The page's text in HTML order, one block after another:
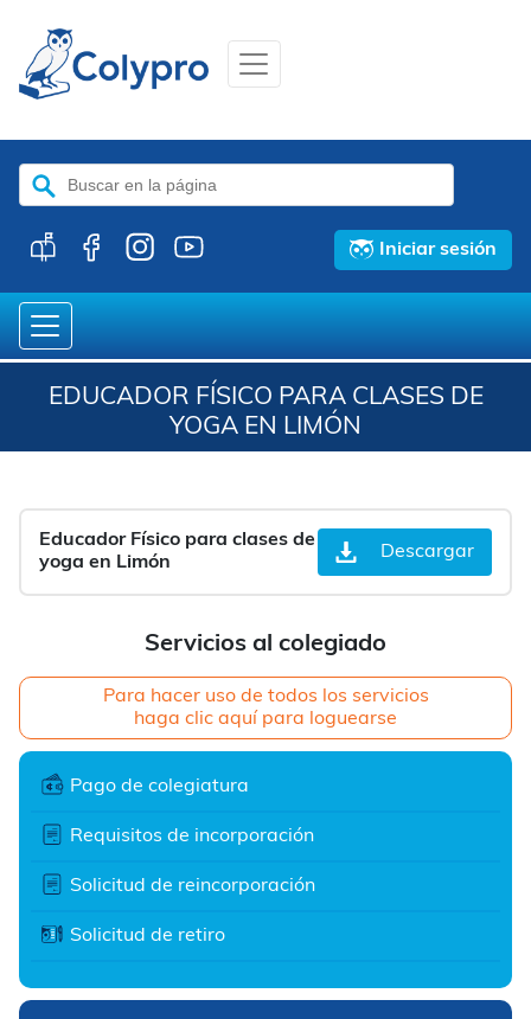
Buscar:
Iniciar sesión
EDUCADOR FÍSICO PARA CLASES DE
YOGA EN LIMÓN
Servicios al colegiado
Para hacer uso de todos los servicios
haga clic aquí para loguearse
Pago de colegiatura
Requisitos de incorporación
Solicitud de reincorporación
Solicitud de retiro
Educador Físico para clases de
yoga en Limón
Descargar